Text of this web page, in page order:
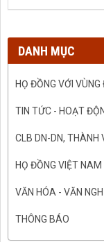
DANH MỤC
HỌ ĐỒNG VỚI VÙNG
TIN TỨC - HOẠT
CLB DN-DN, THÀNH
HỌ ĐỒNG VIỆT NAM
VĂN HÓA - VĂN
THÔNG BÁO